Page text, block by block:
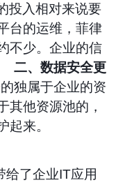
投入相对来说要
台的运维，菲律
不少。企业的信
二、数据安全更
独属于企业的资
其他资源池的，
起来。
给了企业IT应用